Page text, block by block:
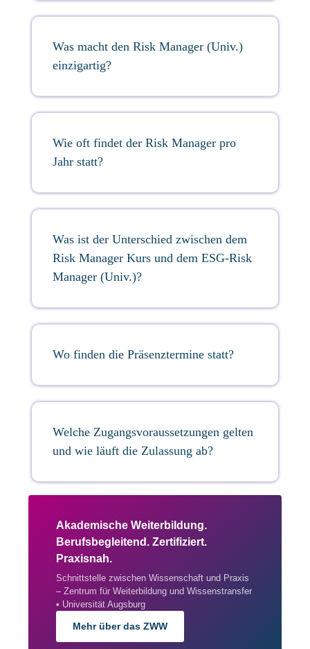
Was macht den Risk Manager (Univ.)
einzigartig?
Wie oft findet der Risk Manager pro
Jahr statt?
Was ist der Unterschied zwischen dem
Risk Manager Kurs und dem ESG-Risk
Manager (Univ.)?
Wo finden die Präsenztermine statt?
Welche Zugangsvoraussetzungen gelten
und wie läuft die Zulassung ab?
Akademische Weiterbildung.
Berufsbegleitend. Zertifiziert.
Praxisnah.
Schnittstelle zwischen Wissenschaft und Praxis
– Zentrum für Weiterbildung und Wissenstransfer
• Universität Augsburg
Mehr über das ZWW